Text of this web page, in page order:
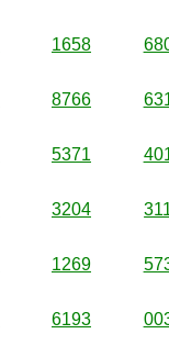
1658
8766
5371
3204
1269
6193